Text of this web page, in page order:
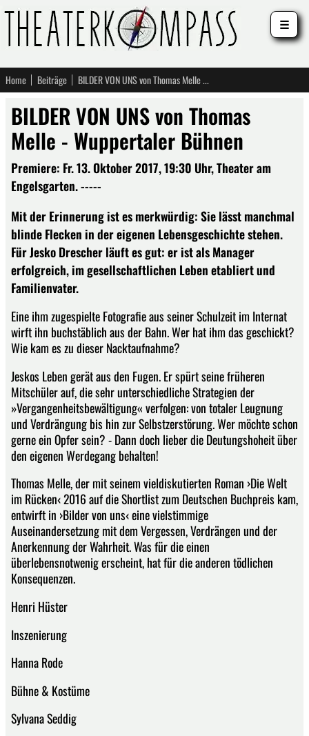
Home Beiträge BILDER VON UNS von Thomas Melle - Wuppertaler Bühnen
BILDER VON UNS von Thomas
Melle - Wuppertaler Bühnen
Premiere: Fr. 13. Oktober 2017, 19:30 Uhr, Theater am
Engelsgarten. -----
Mit der Erinnerung ist es merkwürdig: Sie lässt manchmal
blinde Flecken in der eigenen Lebensgeschichte stehen.
Für Jesko Drescher läuft es gut: er ist als Manager
erfolgreich, im gesellschaftlichen Leben etabliert und
Familienvater.
Eine ihm zugespielte Fotografie aus seiner Schulzeit im Internat
wirft ihn buchstäblich aus der Bahn. Wer hat ihm das geschickt?
Wie kam es zu dieser Nacktaufnahme?
Jeskos Leben gerät aus den Fugen. Er spürt seine früheren
Mitschüler auf, die sehr unterschiedliche Strategien der
»Vergangenheitsbewältigung« verfolgen: von totaler Leugnung
und Verdrängung bis hin zur Selbstzerstörung. Wer möchte schon
gerne ein Opfer sein? - Dann doch lieber die Deutungshoheit über
den eigenen Werdegang behalten!
Thomas Melle, der mit seinem vieldiskutierten Roman ›Die Welt
im Rücken‹ 2016 auf die Shortlist zum Deutschen Buchpreis kam,
entwirft in ›Bilder von uns‹ eine vielstimmige
Auseinandersetzung mit dem Vergessen, Verdrängen und der
Anerkennung der Wahrheit. Was für die einen
überlebensnotwenig erscheint, hat für die anderen tödlichen
Konsequenzen.
Henri Hüster
Inszenierung
Hanna Rode
Bühne & Kostüme
Sylvana Seddig
☰